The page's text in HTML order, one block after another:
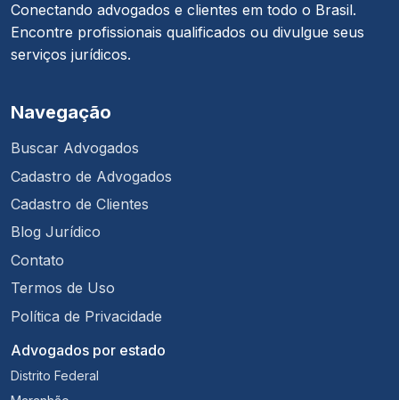
Conectando advogados e clientes em todo o Brasil.
Encontre profissionais qualificados ou divulgue seus
serviços jurídicos.
Navegação
Buscar Advogados
Cadastro de Advogados
Cadastro de Clientes
Blog Jurídico
Contato
Termos de Uso
Política de Privacidade
Advogados por estado
Distrito Federal